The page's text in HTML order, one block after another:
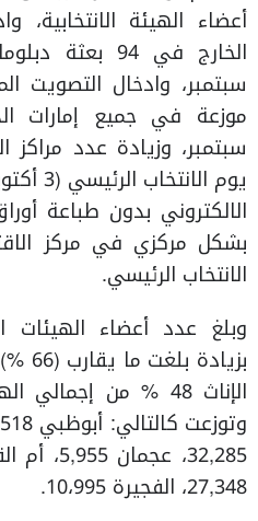
أعضاء الهيئة
يوم
الالكتروني بدون طباعة
بشكل مركزي في مركز
الانتخاب الرئيسي.
27,348، الفجيرة 10،995.